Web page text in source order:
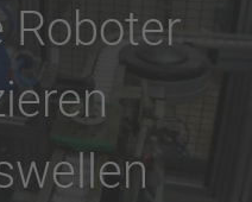
Roboter